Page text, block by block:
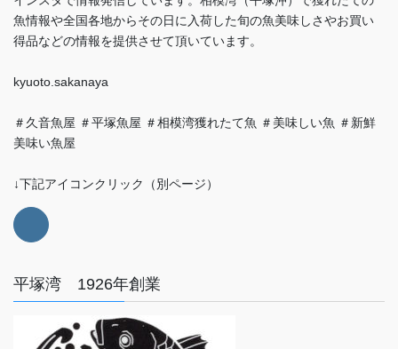
魚情報や全国各地からその日に入荷した旬の魚美味しさやお買い
得品などの情報を提供させて頂いています。
kyuoto.sakanaya
＃久音魚屋 ＃平塚魚屋 ＃相模湾獲れたて魚 ＃美味しい魚 ＃新鮮
美味い魚屋
↓下記アイコンクリック（別ページ）
平塚湾 1926年創業